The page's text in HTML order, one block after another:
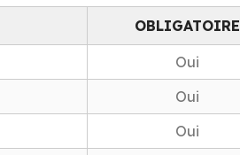
OBLIGATOIRE
Oui
Oui
Oui